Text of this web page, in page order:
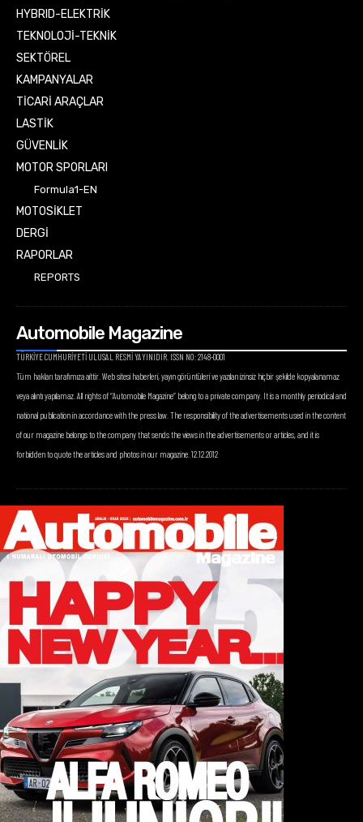
HYBRID-ELEKTRİK
TEKNOLOJİ-TEKNİK
SEKTÖREL
KAMPANYALAR
TİCARİ ARAÇLAR
LASTİK
GÜVENLİK
MOTOR SPORLARI
Formula1-EN
MOTOSİKLET
DERGİ
RAPORLAR
REPORTS
Automobile Magazine
TÜRKİYE CUMHURİYETİ ULUSAL RESMİ YAYINIDIR. ISSN NO: 2148-0001
Tüm hakları tarafımıza aittir. Web sitesi haberleri, yayın görüntüleri ve yazıları izinsiz hiçbir şekilde kopyalanamaz
veya alıntı yapılamaz. All rights of “Automobile Magazine” belong to a private company. It is a monthly periodical and
national publication in accordance with the press law. The responsibility of the advertisements used in the content
of our magazine belongs to the company that sends the views in the advertisements or articles, and it is
forbidden to quote the articles and photos in our magazine. 12.12.2012